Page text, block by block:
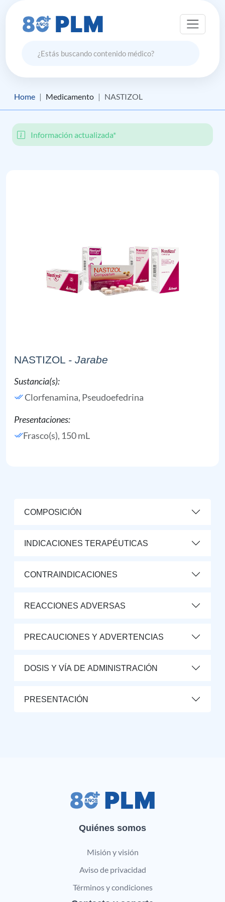
Home Medicamento NASTIZOL
Información actualizada*
NASTIZOL - Jarabe
Sustancia(s):
Clorfenamina, Pseudoefedrina
Presentaciones:
Frasco(s), 150 mL
COMPOSICIÓN
INDICACIONES TERAPÉUTICAS
CONTRAINDICACIONES
REACCIONES ADVERSAS
PRECAUCIONES Y ADVERTENCIAS
DOSIS Y VÍA DE ADMINISTRACIÓN
PRESENTACIÓN
Quiénes somos
Misión y visión
Aviso de privacidad
Términos y condiciones